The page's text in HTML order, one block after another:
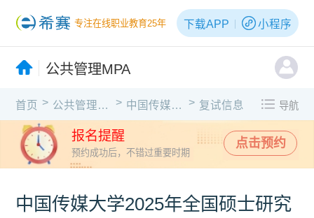
专注在线职业教育25年 下载APP 小程序
公共管理MPA
首页 > 公共管理MPA > 中国传媒大学 > 复试信息 导航
报名提醒
预约成功后，不错过重要时期
点击预约
中国传媒大学2025年全国硕士研究